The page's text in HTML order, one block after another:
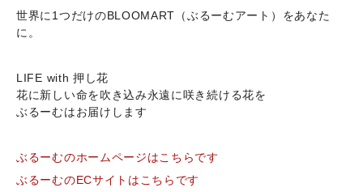
世界に1つだけのBLOOMART（ぶるーむアート）をあなた
に。
LIFE with 押し花
花に新しい命を吹き込み永遠に咲き続ける花を
ぶるーむはお届けします
ぶるーむのホームページはこちらです
ぶるーむのECサイトはこちらです